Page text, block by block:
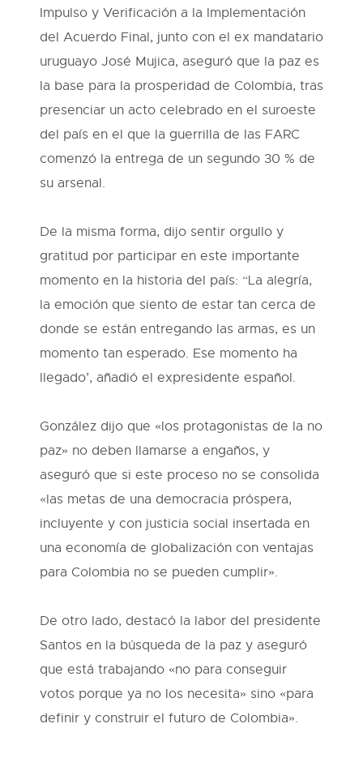
Impulso y Verificación a la Implementación
del Acuerdo Final, junto con el ex mandatario
uruguayo José Mujica, aseguró que la paz es
la base para la prosperidad de Colombia, tras
presenciar un acto celebrado en el suroeste
del país en el que la guerrilla de las FARC
comenzó la entrega de un segundo 30 % de
su arsenal.
De la misma forma, dijo sentir orgullo y
gratitud por participar en este importante
momento en la historia del país: “La alegría,
la emoción que siento de estar tan cerca de
donde se están entregando las armas, es un
momento tan esperado. Ese momento ha
llegado’, añadió el expresidente español.
González dijo que «los protagonistas de la no
paz» no deben llamarse a engaños, y
aseguró que si este proceso no se consolida
«las metas de una democracia próspera,
incluyente y con justicia social insertada en
una economía de globalización con ventajas
para Colombia no se pueden cumplir».
De otro lado, destacó la labor del presidente
Santos en la búsqueda de la paz y aseguró
que está trabajando «no para conseguir
votos porque ya no los necesita» sino «para
definir y construir el futuro de Colombia».